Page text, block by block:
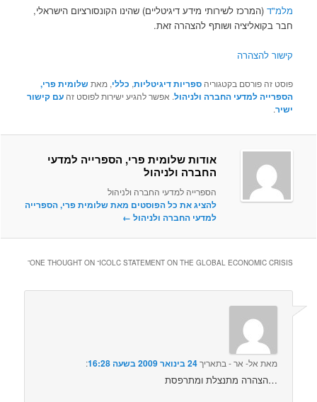
מלמ"ד (המרכז לשירותי מידע דיגיטליים) שהינו הקונסורציום הישראלי,
חבר בקואליציה ושותף להצהרה זאת.
קישור להצהרה
פוסט זה פורסם בקטגוריהספריות דיגיטליות, כללי, מאתשלומית פרי,
הספרייה למדעי החברה ולניהול. אפשר להגיע ישירות לפוסט זהעם קישור
ישיר.
אודות שלומית פרי, הספרייה למדעי
החברה ולניהול
הספרייה למדעי החברה ולניהול
להציג את כל הפוסטים מאת שלומית פרי, הספרייה
למדעי החברה ולניהול‏ ←
ONE THOUGHT ON “ICOLC STATEMENT ON THE GLOBAL ECONOMIC CRISIS
”
מאת אל- אר - בתאריך24 בינואר 2009 בשעה 16:28 :‏
הצהרה מתנצלת ומתרפסת…